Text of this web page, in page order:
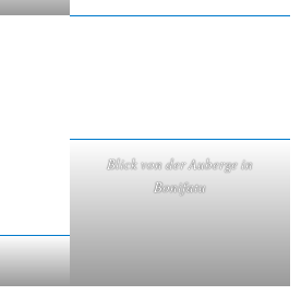
Blick von der Auberge in
Bonifatu